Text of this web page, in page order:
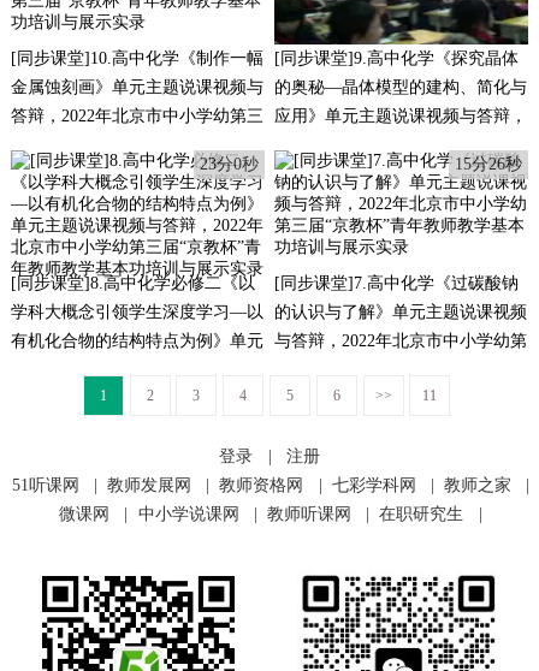
[同步课堂]10.高中化学《制作一幅
金属蚀刻画》单元主题说课视频与
答辩，2022年北京市中小学幼第三
训与展示实录
[同步课堂]9.高中化学《探究晶体
的奥秘—晶体模型的建构、简化与
应用》单元主题说课视频与答辩，
教杯”青年教师教学基本功培训与
展示实录
23分0秒
[同步课堂]8.高中化学必修二《以
学科大概念引领学生深度学习—以
有机化合物的结构特点为例》单元
市中小学幼第三届“京教杯”青年教
15分26秒
[同步课堂]7.高中化学《过碳酸钠
的认识与了解》单元主题说课视频
与答辩，2022年北京市中小学幼第
培训与展示实录
1 2 3 4 5 6 >> 11
登录
注册
51听课网
教师发展网 教师资格网 七彩学科网 教师之家
微课网
中小学说课网 教师听课网 在职研究生